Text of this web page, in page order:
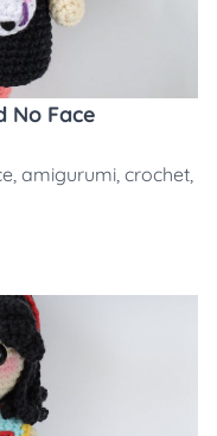
No Face
, amigurumi, crochet,